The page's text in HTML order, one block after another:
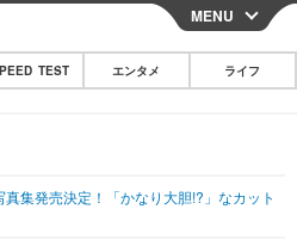
CLOSE
MENU
TEST エンタメ ライフ
集発売決定！「かなり大胆!?」なカット